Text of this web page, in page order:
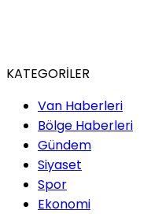
KATEGORİLER
Van Haberleri
Bölge Haberleri
Gündem
Siyaset
Spor
Ekonomi